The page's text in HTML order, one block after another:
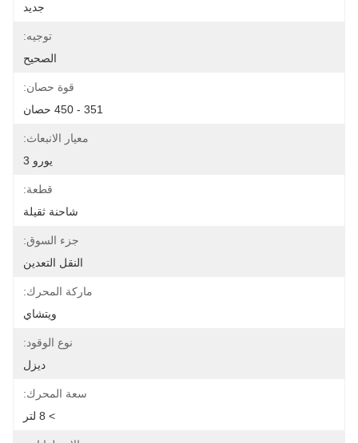
جديد
توجيه:
الصحيح
قوة حصان:
351 - 450 حصان
معيار الانبعاث:
يورو 3
قطعة:
شاحنة ثقيلة
جزء السوق:
النقل التعدين
ماركة المحرك:
ويتشاي
نوع الوقود:
ديزل
سعة المحرك:
> 8 لتر